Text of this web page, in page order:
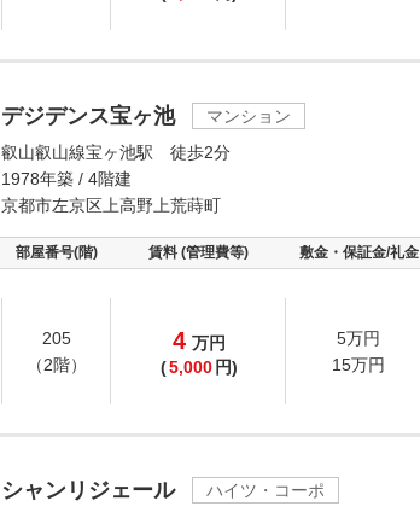
デジデンス宝ヶ池
マンション
叡山叡山線宝ヶ池駅 徒歩2分
1978年築 / 4階建
京都市左京区上高野上荒蒔町
部屋番号(階) 賃料 (管理費等) 敷金・保証金/礼金
205
（2階）
4 万円
(5,000 円)
5万円
15万円
シャンリジェール
ハイツ・コーポ